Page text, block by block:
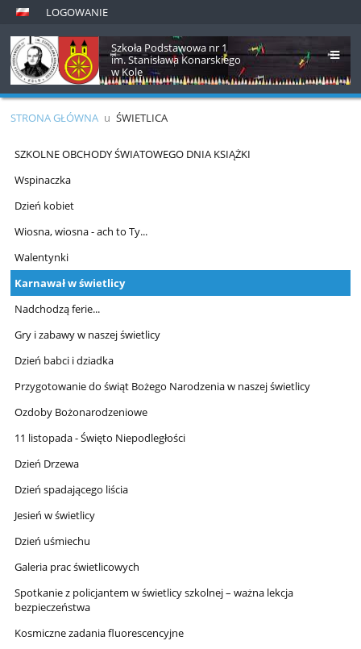
LOGOWANIE
Szkoła Podstawowa nr 1
im. Stanisława Konarskiego
w Kole
STRONA GŁÓWNA u ŚWIETLICA
Świetlica
SZKOLNE OBCHODY ŚWIATOWEGO DNIA KSIĄŻKI
Wspinaczka
Dzień kobiet
Wiosna, wiosna - ach to Ty...
Walentynki
Karnawał w świetlicy
Nadchodzą ferie...
Gry i zabawy w naszej świetlicy
Dzień babci i dziadka
Przygotowanie do świąt Bożego Narodzenia w naszej świetlicy
Ozdoby Bożonarodzeniowe
11 listopada - Święto Niepodległości
Dzień Drzewa
Dzień spadającego liścia
Jesień w świetlicy
Dzień uśmiechu
Galeria prac świetlicowych
Spotkanie z policjantem w świetlicy szkolnej – ważna lekcja
bezpieczeństwa
Kosmiczne zadania fluorescencyjne